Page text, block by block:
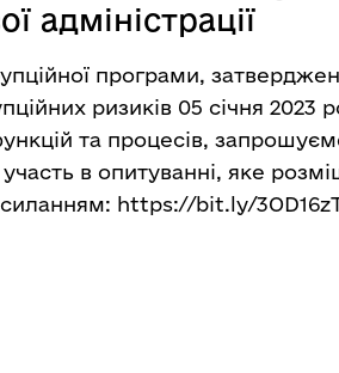
адміністрації
програми,
ризиків 05 січня 2023
та процесів,
участь в опитуванні, яке
https://bit.ly/